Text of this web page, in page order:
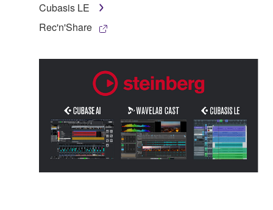
Cubasis LE
Rec'n'Share